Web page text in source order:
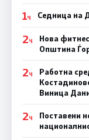
1Ч Седница на
2Ч
Нова
Општина
2Ч
Работна
Виница
2Ч
Поставени